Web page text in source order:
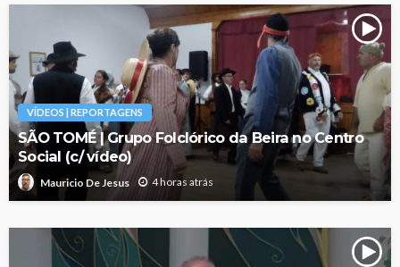
VÍDEOS | REPORTAGENS
SÃO TOMÉ | Grupo Folclórico da Beira no Centro
Social (c/ vídeo)
Mauricio De Jesus 4 horas atrás